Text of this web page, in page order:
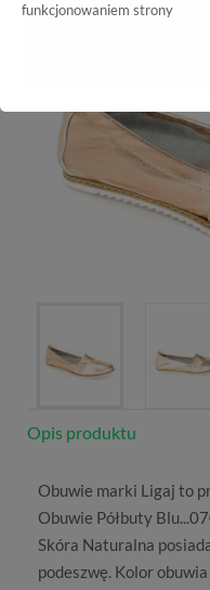
Opis produktu
Obuwie marki Ligaj to
Obuwie Półbuty
Skóra Naturalna
podeszwę. Kolor obuwia
funkcjonowaniem strony